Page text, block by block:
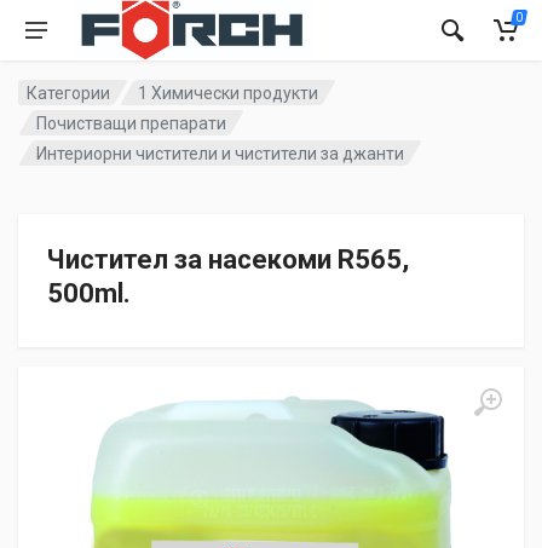
0
Категории
1 Химически продукти
Почистващи препарати
Интериорни чистители и чистители за джанти
Чистител за насекоми R565,
500ml.